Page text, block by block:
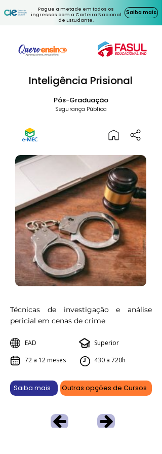
Pague a metade em todos os
ingressos com a Carteira Nacional
de Estudante.
Saiba mais
Inteligência Prisional
Pós-Graduação
Segurança Pública
Técnicas de investigação e análise
pericial em cenas de crime
EAD
72 a 12 meses
Superior
430 a 720h
Saiba mais Outras opções de Cursos